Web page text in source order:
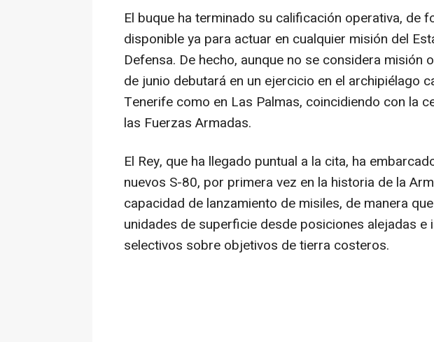
El buque ha terminado su calificación operativa, de
disponible ya para actuar en cualquier misión del
Defensa. De hecho, aunque no se considera misión
de junio debutará en un ejercicio en el archipiélago
Tenerife como en Las Palmas, coincidiendo con la
las Fuerzas Armadas.
El Rey, que ha llegado puntual a la cita, ha
nuevos S-80, por primera vez en la historia de la
capacidad de lanzamiento de misiles, de manera
unidades de superficie desde posiciones alejadas e
selectivos sobre objetivos de tierra costeros.